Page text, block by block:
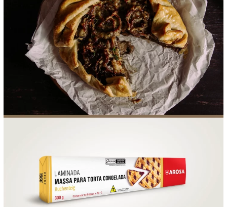
ONDE COMPRAR LOJAS AROSA
DISTRIBUIDORES E
REPRESENTANTES
FOOD SERVICE EMPRESA AGENDA DE CURSOS
INVERNO SAC ACESSO PARA PARCEIROS